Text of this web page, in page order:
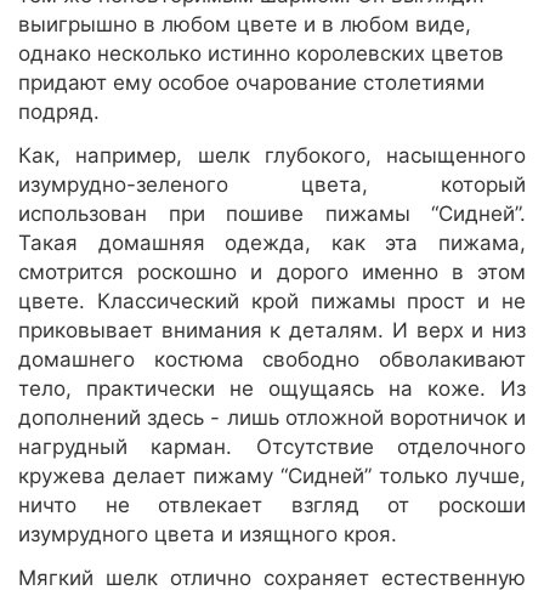
выигрышно в любом цвете и в любом виде,
однако несколько истинно королевских цветов
придают ему особое очарование столетиями
подряд.
Как, например, шелк глубокого, насыщенного
изумрудно-зеленого цвета, который
использован при пошиве пижамы “Сидней”.
Такая домашняя одежда, как эта пижама,
смотрится роскошно и дорого именно в этом
цвете. Классический крой пижамы прост и не
приковывает внимания к деталям. И верх и низ
домашнего костюма свободно обволакивают
тело, практически не ощущаясь на коже. Из
дополнений здесь - лишь отложной воротничок и
нагрудный карман. Отсутствие отделочного
кружева делает пижаму “Сидней” только лучше,
ничто не отвлекает взгляд от роскоши
изумрудного цвета и изящного кроя.
Мягкий шелк отлично сохраняет естественную